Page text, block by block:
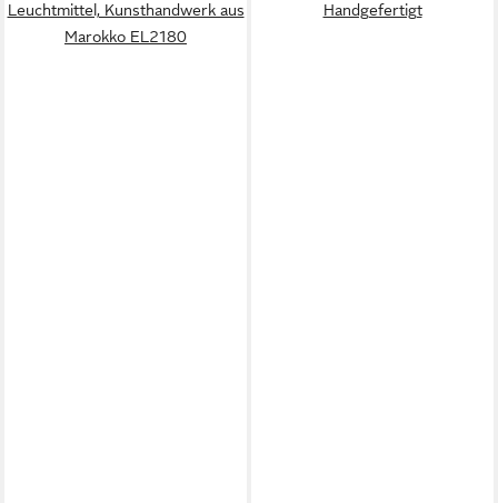
Leuchtmittel, Kunsthandwerk aus
Marokko EL2180
Handgefertigt